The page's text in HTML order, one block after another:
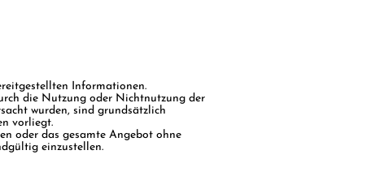
Informationen.
die Nutzung oder Nichtnutzung der
wurden, sind grundsätzlich
vorliegt.
oder das gesamte Angebot ohne
einzustellen.